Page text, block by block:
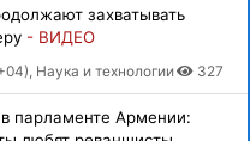
захватывать
- ВИДЕО
Наука и технологии 327
парламенте Армении: